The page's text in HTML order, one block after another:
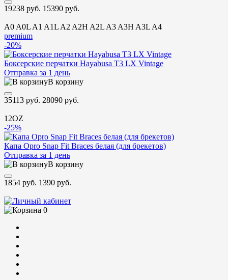
19238 руб. 15390 руб.
A0 A0L A1 A1L A2 A2H A2L A3 A3H A3L A4
premium
-20%
Боксерские перчатки Hayabusa T3 LX Vintage
Отправка за 1 день
В корзину
35113 руб. 28090 руб.
12OZ
-25%
Капа Opro Snap Fit Braces белая (для брекетов)
Отправка за 1 день
В корзину
1854 руб. 1390 руб.
0